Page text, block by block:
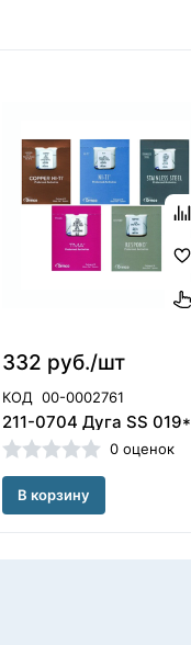
332 руб./шт
КОД 00-0002761
0 оценок
В корзину